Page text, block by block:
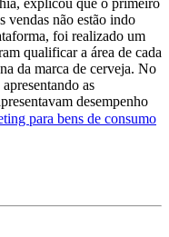
explicou que o primeiro
vendas não estão indo
foi realizado um
qualificar a área de cada
da marca de cerveja. No
as
desempenho